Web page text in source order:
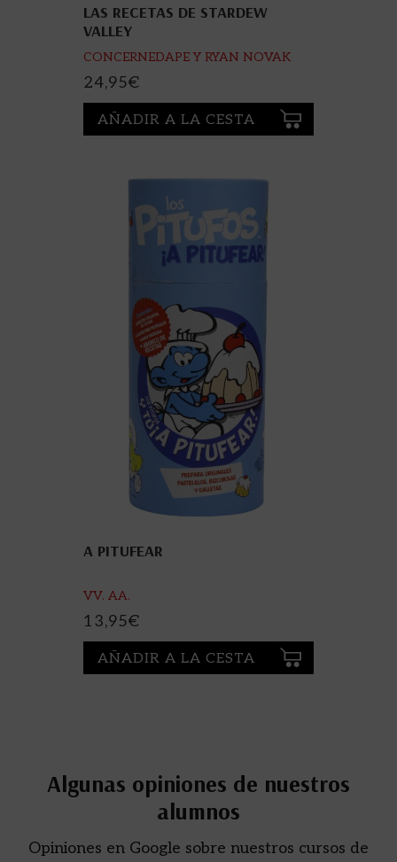
LAS RECETAS DE STARDEW
VALLEY
CONCERNEDAPE Y RYAN NOVAK
24,95€
AÑADIR A LA CESTA
A PITUFEAR
VV. AA.
13,95€
AÑADIR A LA CESTA
Algunas opiniones de nuestros
alumnos
Opiniones en Google sobre nuestros cursos de